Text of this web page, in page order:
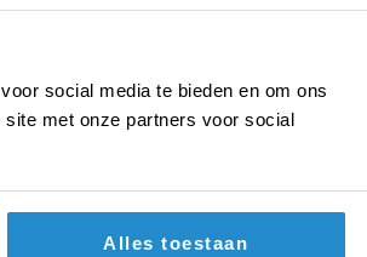
social media te bieden en om ons
met onze partners voor social
Alles toestaan